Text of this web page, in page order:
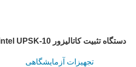
دستگاه تثبیت کاتالیزور Lintel UPSK-10
تجهیزات آزمایشگاهی